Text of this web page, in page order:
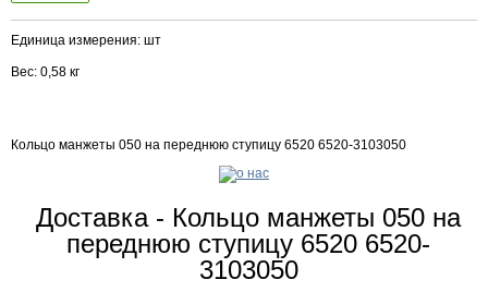
Единица измерения: шт
Вес: 0,58 кг
Кольцо манжеты 050 на переднюю ступицу 6520 6520-3103050
Доставка - Кольцо манжеты 050 на
переднюю ступицу 6520 6520-
3103050